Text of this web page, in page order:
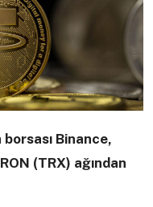
Binance,
(TRX) ağından